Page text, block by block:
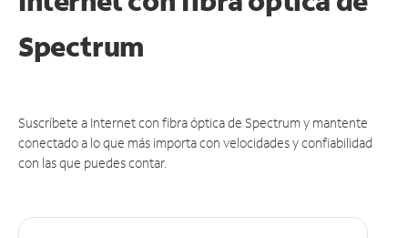
Spectrum
Suscríbete a Internet con fibra óptica de Spectrum y mantente
conectado a lo que más importa con velocidades y confiabilidad
con las que puedes contar.